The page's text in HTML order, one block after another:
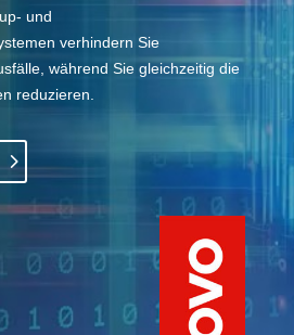
und
verhindern Sie
während Sie gleichzeitig die
reduzieren.